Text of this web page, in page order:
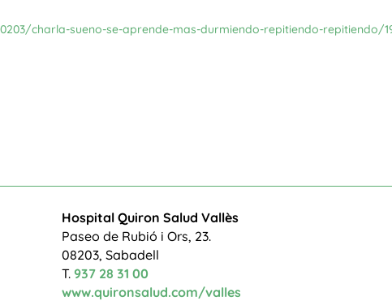
charla-sueno-se-aprende-mas-durmiendo-repitiendo-repitiendo/
Hospital Quiron Salud Vallès
Paseo de Rubió i Ors, 23.
08203, Sabadell
T. 937 28 31 00
www.quironsalud.com/valles